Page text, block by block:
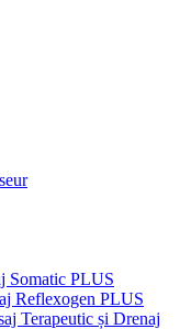
Somatic PLUS
Reflexogen PLUS
Terapeutic și Drenaj